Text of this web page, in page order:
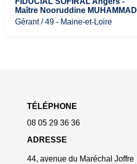
Maître Nooruddine MUHAMMAD
Gérant / 49 - Maine-et-Loire
TÉLÉPHONE
08 05 29 36 36
ADRESSE
44, avenue du Maréchal Joffre